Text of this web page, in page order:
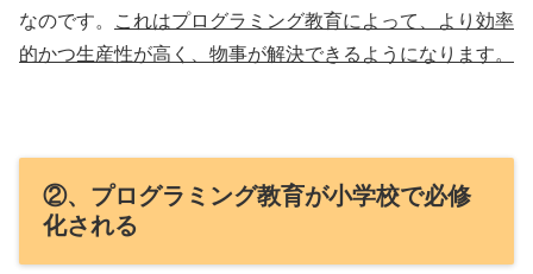
なのです。
これはプログラミング教育によって、より効率
的かつ生産性が高く、物事が解決できるようになります。
②、プログラミング教育が小学校で必修
化される